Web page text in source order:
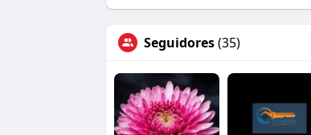
Seguidores(35)